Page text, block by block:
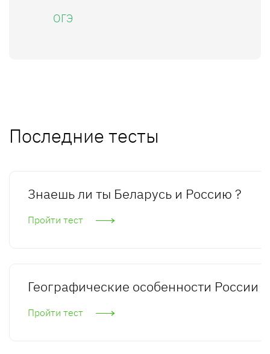
ОГЭ
Последние тесты
Знаешь ли ты Беларусь и Россию ?
Пройти тест
Географические особенности России
Пройти тест